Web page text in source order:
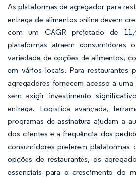
As plataformas de agregador para
entrega de alimentos online devem
com um CAGR projetado de
plataformas atraem consumidores
variedade de opções de alimentos,
em vários locais. Para restaurantes
agregadores fornecem acesso a
sem exigir investimento
entrega. Logística avançada,
programas de assinatura ajudam a
dos clientes e a frequência dos
consumidores preferem plataformas
opções de restaurantes, os
essenciais para o crescimento do